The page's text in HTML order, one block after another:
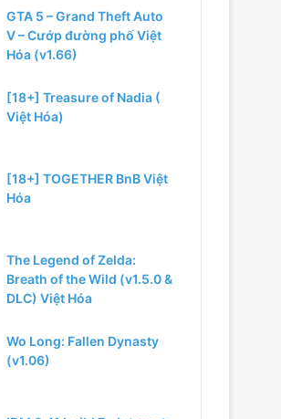
GTA 5 – Grand Theft Auto
V – Cướp đường phố Việt
Hóa (v1.66)
[18+] Treasure of Nadia (
Việt Hóa)
[18+] TOGETHER BnB Việt
Hóa
The Legend of Zelda:
Breath of the Wild (v1.5.0 &
DLC) Việt Hóa
Wo Long: Fallen Dynasty
(v1.06)